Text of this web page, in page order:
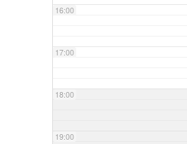
16:00
17:00
18:00
19:00